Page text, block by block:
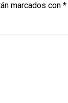
marcados con *